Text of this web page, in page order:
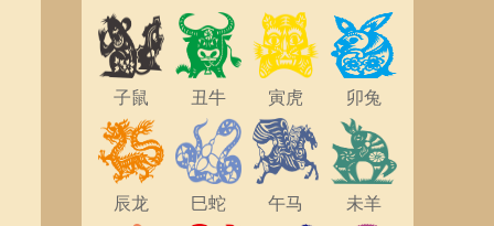
子鼠 丑牛 寅虎 卯兔
辰龙 巳蛇 午马 未羊